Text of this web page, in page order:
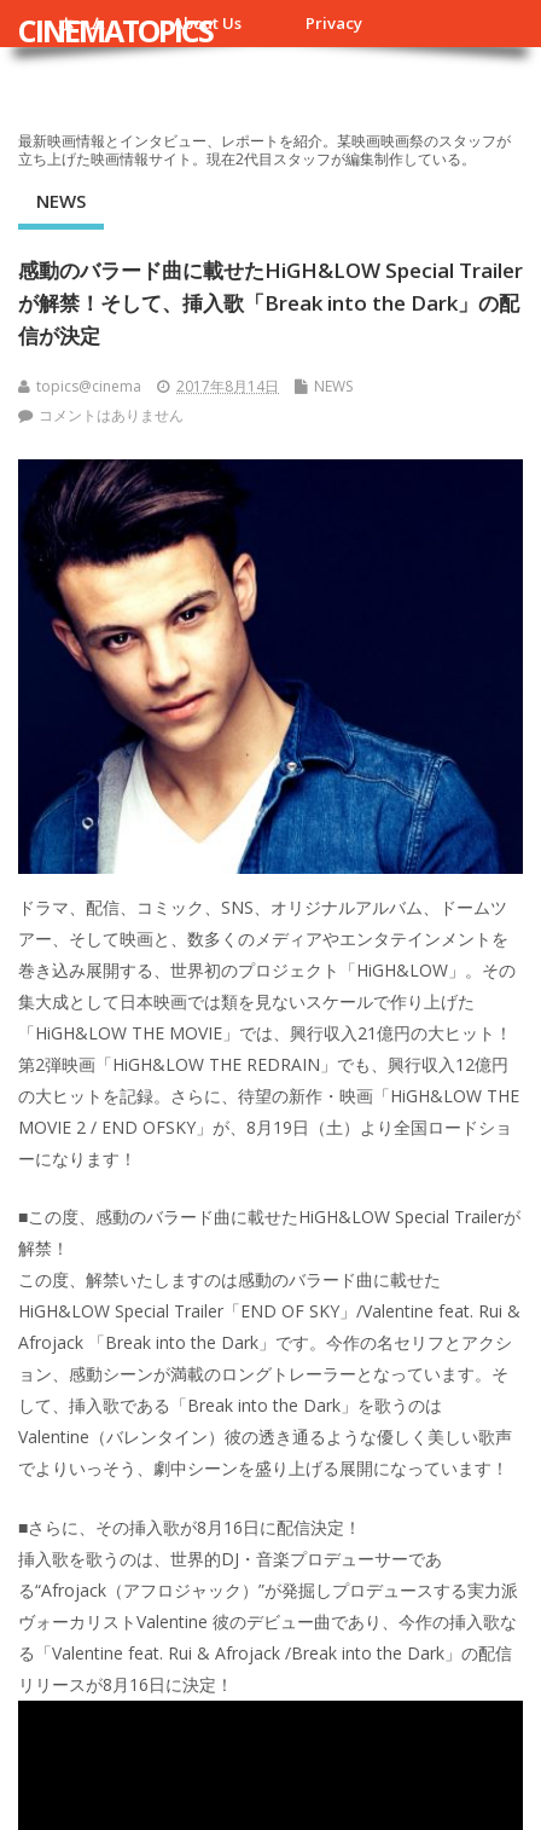
ホーム About Us Privacy
CINEMATOPICS
最新映画情報とインタビュー、レポートを紹介。某映画映画祭のスタッフが
立ち上げた映画情報サイト。現在2代目スタッフが編集制作している。
NEWS
感動のバラード曲に載せたHiGH&LOW Special Trailer
が解禁！そして、挿入歌「Break into the Dark」の配
信が決定
topics@cinema 2017年8月14日
NEWS
コメントはありません
ドラマ、配信、コミック、SNS、オリジナルアルバム、ドームツ
アー、そして映画と、数多くのメディアやエンタテインメントを
巻き込み展開する、世界初のプロジェクト「HiGH&LOW」。その
集大成として日本映画では類を見ないスケールで作り上げた
「HiGH&LOW THE MOVIE」では、興行収入21億円の大ヒット！
第2弾映画「HiGH&LOW THE REDRAIN」でも、興行収入12億円
の大ヒットを記録。さらに、待望の新作・映画「HiGH&LOW THE
MOVIE 2 / END OFSKY」が、8月19日（土）より全国ロードショ
ーになります！
■この度、感動のバラード曲に載せたHiGH&LOW Special Trailerが
解禁！
この度、解禁いたしますのは感動のバラード曲に載せた
HiGH&LOW Special Trailer「END OF SKY」/Valentine feat. Rui &
Afrojack 「Break into the Dark」です。今作の名セリフとアクシ
ョン、感動シーンが満載のロングトレーラーとなっています。そ
して、挿入歌である「Break into the Dark」を歌うのは
Valentine（バレンタイン）彼の透き通るような優しく美しい歌声
でよりいっそう、劇中シーンを盛り上げる展開になっています！
■さらに、その挿入歌が8月16日に配信決定！
挿入歌を歌うのは、世界的DJ・音楽プロデューサーであ
る“Afrojack（アフロジャック）”が発掘しプロデュースする実力派
ヴォーカリストValentine 彼のデビュー曲であり、今作の挿入歌な
る「Valentine feat. Rui & Afrojack /Break into the Dark」の配信
リリースが8月16日に決定！